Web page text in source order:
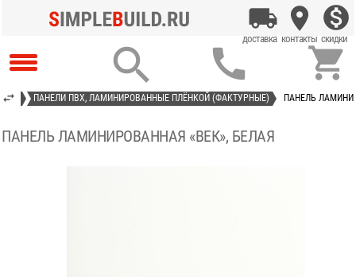
  
ПАНЕЛИ ПВХ, ЛАМИНИРОВАННЫЕ ПЛЁНКОЙ (ФАКТУРНЫЕ) ПАНЕЛЬ
ПАНЕЛЬ ЛАМИНИРОВАННАЯ «ВЕК», БЕЛАЯ